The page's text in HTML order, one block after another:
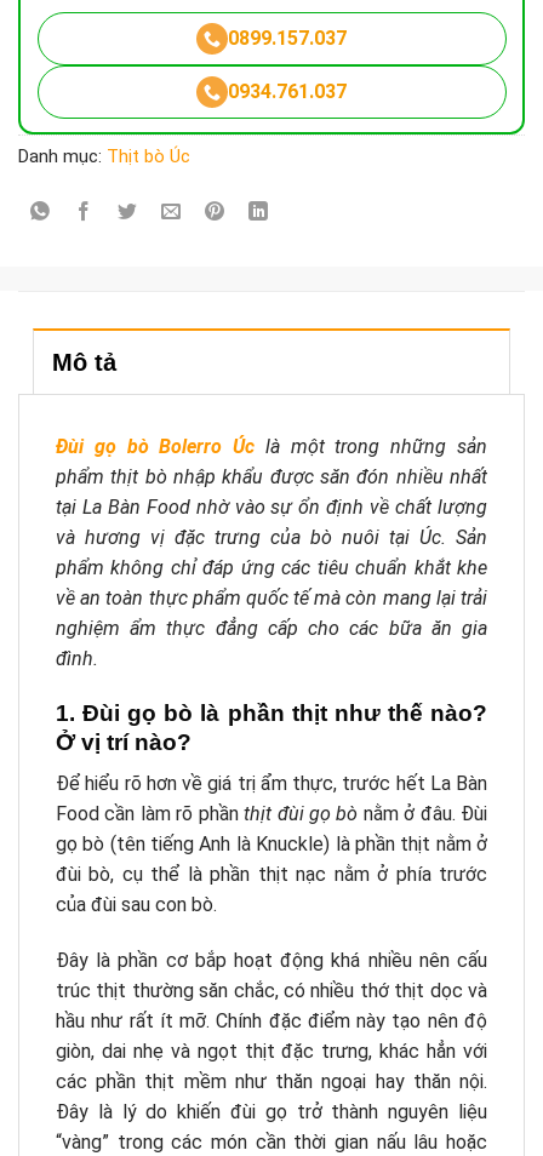
0899.157.037
0934.761.037
Danh mục: Thịt bò Úc
Mô tả
Đùi gọ bò Bolerro Úc là một trong những sản
phẩm thịt bò nhập khẩu được săn đón nhiều nhất
tại La Bàn Food nhờ vào sự ổn định về chất lượng
và hương vị đặc trưng của bò nuôi tại Úc. Sản
phẩm không chỉ đáp ứng các tiêu chuẩn khắt khe
về an toàn thực phẩm quốc tế mà còn mang lại trải
nghiệm ẩm thực đẳng cấp cho các bữa ăn gia
đình.
1. Đùi gọ bò là phần thịt như thế nào?
Ở vị trí nào?
Để hiểu rõ hơn về giá trị ẩm thực, trước hết La Bàn
Food cần làm rõ phầnthịt đùi gọ bò nằm ở đâu. Đùi
gọ bò (tên tiếng Anh là Knuckle) là phần thịt nằm ở
đùi bò, cụ thể là phần thịt nạc nằm ở phía trước
của đùi sau con bò.
Đây là phần cơ bắp hoạt động khá nhiều nên cấu
trúc thịt thường săn chắc, có nhiều thớ thịt dọc và
hầu như rất ít mỡ. Chính đặc điểm này tạo nên độ
giòn, dai nhẹ và ngọt thịt đặc trưng, khác hẳn với
các phần thịt mềm như thăn ngoại hay thăn nội.
Đây là lý do khiến đùi gọ trở thành nguyên liệu
“vàng” trong các món cần thời gian nấu lâu hoặc